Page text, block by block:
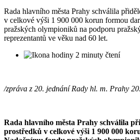
Rada hlavního města Prahy schválila
v celkové výši 1 900 000 korun formou
pražských olympioniků na podporu
reprezentantů ve věku nad 60 let.
2 minuty čtení
/zpráva z 20. jednání Rady hl. m. Prahy
Rada hlavního města Prahy schválila
prostředků v celkové výši 1 900 000